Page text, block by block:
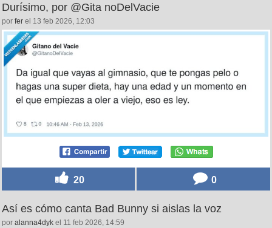
Durísimo, por @Gita noDelVacie
por fer el 13 feb 2026, 12:03
20 0
Así es cómo canta Bad Bunny si aislas la voz
por alanna4dyk el 11 feb 2026, 14:59